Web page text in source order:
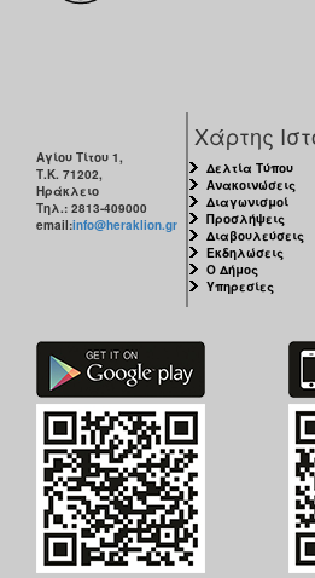
Αγίου Τίτου 1,
Τ.Κ. 71202,
Ηράκλειο
Τηλ.: 2813-409000
email:info@heraklion.gr
Χάρτης
Δελτία Τύπου
Ανακοινώσεις
Διαγωνισμοί
Προσλήψεις
Διαβουλεύσεις
Εκδηλώσεις
Ο Δήμος
Υπηρεσίες